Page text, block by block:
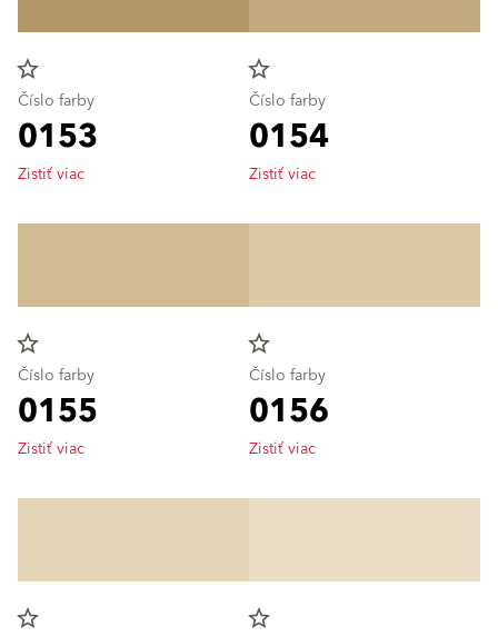
star_border
Číslo farby
0153
Zistiť viac
star_border
Číslo farby
0154
Zistiť viac
star_border
Číslo farby
0155
Zistiť viac
star_border
Číslo farby
0156
Zistiť viac
star_border
star_border